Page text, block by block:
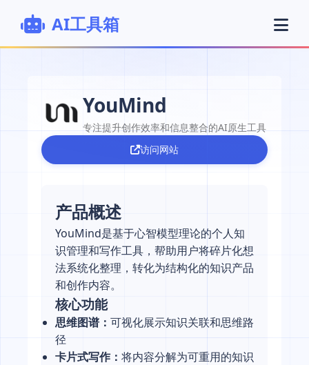
AI工具箱
YouMind
专注提升创作效率和信息整合的AI原生工具
访问网站
产品概述
YouMind是基于心智模型理论的个人知
识管理和写作工具，帮助用户将碎片化想
法系统化整理，转化为结构化的知识产品
和创作内容。
核心功能
思维图谱： 可视化展示知识关联和思维路
径
卡片式写作： 将内容分解为可重用的知识